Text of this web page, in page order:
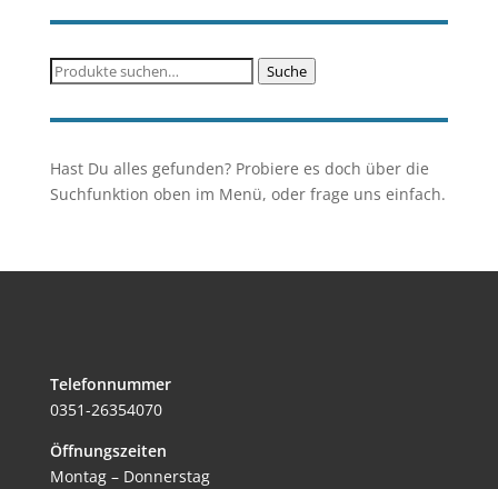
Suche
Suche
Hast Du alles gefunden? Probiere es doch über die
Suchfunktion oben im Menü, oder frage uns einfach.
Telefonnummer
0351-26354070
Öffnungszeiten
Montag – Donnerstag